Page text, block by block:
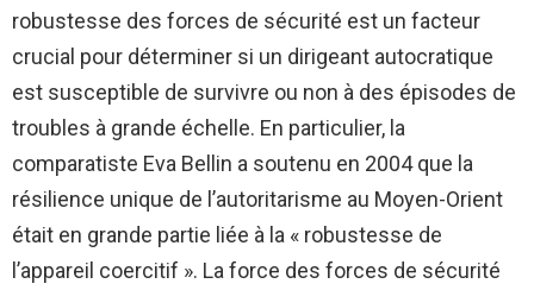
robustesse des forces de sécurité est un facteur
crucial pour déterminer si un dirigeant autocratique
est susceptible de survivre ou non à des épisodes de
troubles à grande échelle. En particulier, la
comparatiste Eva Bellin a soutenu en 2004 que la
résilience unique de l’autoritarisme au Moyen-Orient
était en grande partie liée à la « robustesse de
l’appareil coercitif ». La force des forces de sécurité